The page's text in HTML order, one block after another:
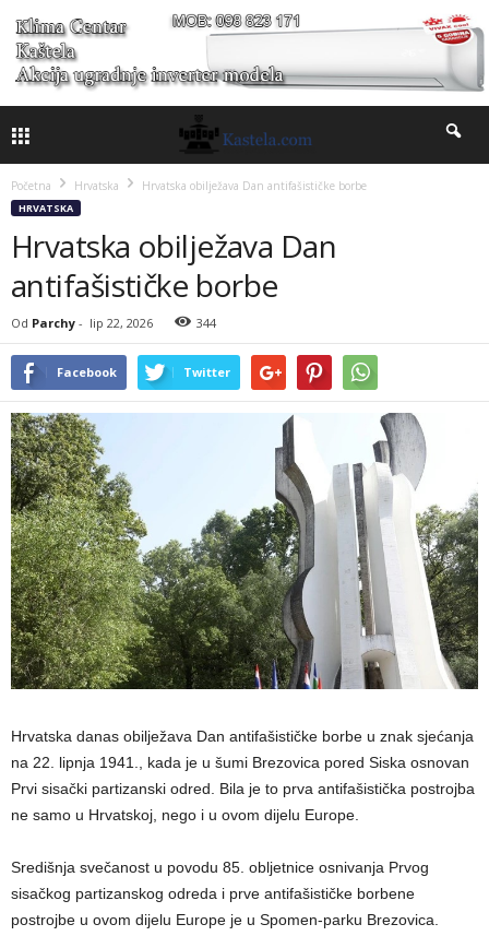
Početna Hrvatska Hrvatska obilježava Dan antifašističke borbe
HRVATSKA
Hrvatska obilježava Dan
antifašističke borbe
Od Parchy - lip 22, 2026 344
Facebook Twitter
Hrvatska danas obilježava Dan antifašističke borbe u znak sjećanja
na 22. lipnja 1941., kada je u šumi Brezovica pored Siska osnovan
Prvi sisački partizanski odred. Bila je to prva antifašistička postrojba
ne samo u Hrvatskoj, nego i u ovom dijelu Europe.
Središnja svečanost u povodu 85. obljetnice osnivanja Prvog
sisačkog partizanskog odreda i prve antifašističke borbene
postrojbe u ovom dijelu Europe je u Spomen-parku Brezovica.